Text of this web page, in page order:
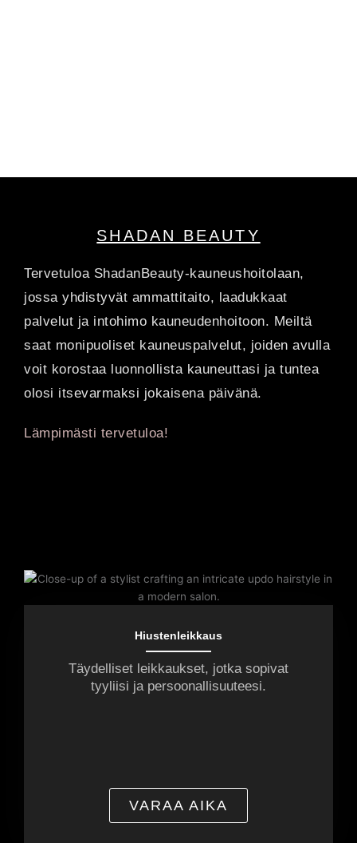
SHADAN BEAUTY
Tervetuloa ShadanBeauty-kauneushoitolaan,
jossa yhdistyvät ammattitaito, laadukkaat
palvelut ja intohimo kauneudenhoitoon. Meiltä
saat monipuoliset kauneuspalvelut, joiden avulla
voit korostaa luonnollista kauneuttasi ja tuntea
olosi itsevarmaksi jokaisena päivänä.
Lämpimästi tervetuloa!
Hiustenleikkaus
Täydelliset leikkaukset, jotka sopivat
tyyliisi ja persoonallisuuteesi.
VARAA AIKA